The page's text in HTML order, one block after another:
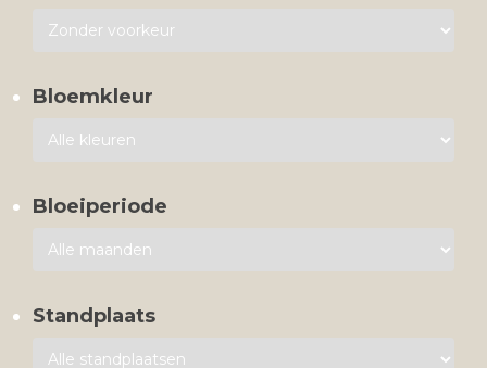
Bloemkleur
Bloeiperiode
Standplaats